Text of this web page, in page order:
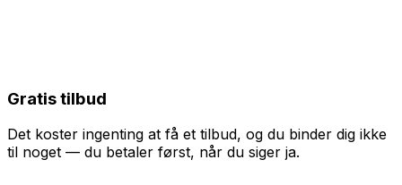
Gratis tilbud
Det koster ingenting at få et tilbud, og du binder dig ikke
til noget — du betaler først, når du siger ja.